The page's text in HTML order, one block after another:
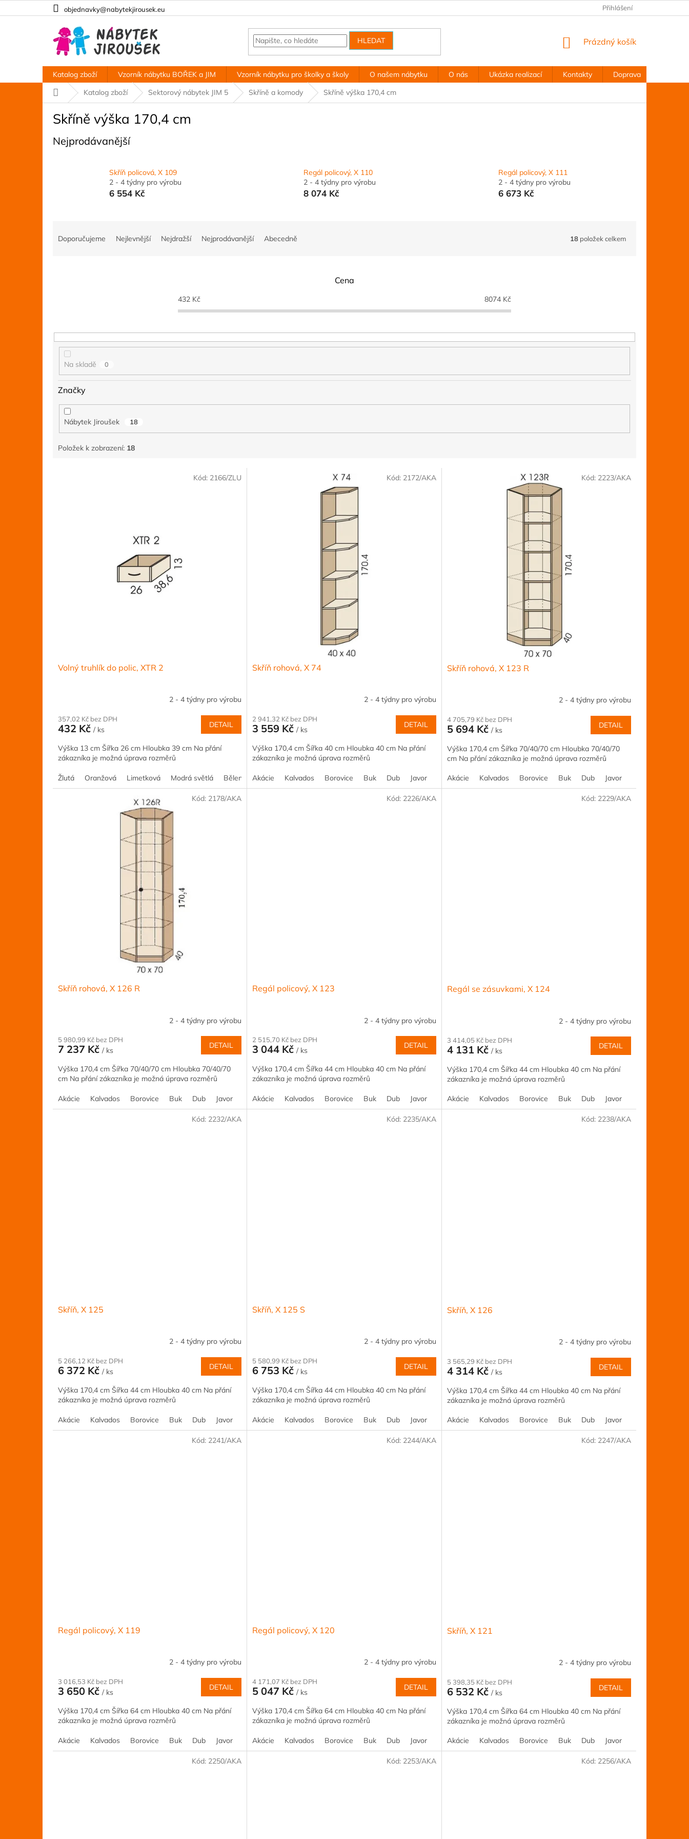
na
objednavky@nabytekjirousek.eu Přihlášení
HLEDAT
NÁKUPNÍ
Prázdný košík
Katalog zboží Vzorník nábytku BOŘEK a JIM Vzorník nábytku pro školky a školy O našem nábytku O nás Ukázka realizací Kontakty Doprava
Domů
Katalog zboží Sektorový nábytek JIM 5 Skříně a komody Skříně výška 170,4 cm
Skříně výška 170,4 cm
Nejprodávanější
Skříň policová, X 109
2 - 4 týdny pro výrobu
6 554 Kč
Regál policový, X 110
2 - 4 týdny pro výrobu
8 074 Kč
Regál policový, X 111
2 - 4 týdny pro výrobu
6 673 Kč
u
Doporučujeme Nejlevnější Nejdražší Nejprodávanější Abecedně 18 položek celkem
Cena
432 Kč 8074 Kč
Na skladě 0
Značky
Nábytek Jiroušek 18
Položek k zobrazení: 18
Volný truhlík do polic, XTR 2
2 - 4 týdny pro výrobu
357,02 Kč bez DPH
432 Kč / ks
DETAIL
Výška 13 cm Šířka 26 cm Hloubka 39 cm Na přání
zákazníka je možná úprava rozměrů
Žlutá Oranžová Limetková Modrá světlá Bělený smrk Akácie Kalvados Borovice Buk Dub Javor Olše Ořech Šedá Jilm Třešeň Růžová
Kód: 2166/ZLU
Skříň rohová, X 74
2 - 4 týdny pro výrobu
2 941,32 Kč bez DPH
3 559 Kč/ ks
DETAIL
Výška 170,4 cm Šířka 40 cm Hloubka 40 cm Na přání
zákazníka je možná úprava rozměrů
Akácie Kalvados Borovice Buk Dub Javor Olše Ořech Šedá Jilm Třešeň
Kód: 2172/AKA
Skříň rohová, X 123 R
2 - 4 týdny pro výrobu
4 705,79 Kč bez DPH
5 694 Kč / ks
DETAIL
Výška 170,4 cm Šířka 70/40/70 cm Hloubka 70/40/70
cm Na přání zákazníka je možná úprava rozměrů
Akácie Kalvados Borovice Buk Dub Javor
Kód: 2223/AKA
Skříň rohová, X 126 R
2 - 4 týdny pro výrobu
5 980,99 Kč bez DPH
7 237 Kč / ks
DETAIL
Výška 170,4 cm Šířka 70/40/70 cm Hloubka 70/40/70
cm Na přání zákazníka je možná úprava rozměrů
Akácie Kalvados Borovice Buk Dub Javor Olše Ořech Šedá Jilm Třešeň
Kód: 2178/AKA
Regál policový, X 123
2 - 4 týdny pro výrobu
2 515,70 Kč bez DPH
3 044 Kč/ ks
DETAIL
Výška 170,4 cm Šířka 44 cm Hloubka 40 cm Na přání
zákazníka je možná úprava rozměrů
Akácie Kalvados Borovice Buk Dub Javor Olše Ořech Šedá Jilm Třešeň
Kód: 2226/AKA
Regál se zásuvkami, X 124
2 - 4 týdny pro výrobu
3 414,05 Kč bez DPH
4 131 Kč / ks
DETAIL
Výška 170,4 cm Šířka 44 cm Hloubka 40 cm Na přání
zákazníka je možná úprava rozměrů
Akácie Kalvados Borovice Buk Dub Javor
Kód: 2229/AKA
Skříň, X 125
2 - 4 týdny pro výrobu
5 266,12 Kč bez DPH
6 372 Kč / ks
DETAIL
Výška 170,4 cm Šířka 44 cm Hloubka 40 cm Na přání
zákazníka je možná úprava rozměrů
Akácie Kalvados Borovice Buk Dub Javor Olše Ořech Šedá Jilm Třešeň
Kód: 2232/AKA
Skříň, X 125 S
2 - 4 týdny pro výrobu
5 580,99 Kč bez DPH
6 753 Kč/ ks
DETAIL
Výška 170,4 cm Šířka 44 cm Hloubka 40 cm Na přání
zákazníka je možná úprava rozměrů
Akácie Kalvados Borovice Buk Dub Javor Olše Ořech Šedá Jilm Třešeň
Kód: 2235/AKA
Skříň, X 126
2 - 4 týdny pro výrobu
3 565,29 Kč bez DPH
4 314 Kč / ks
DETAIL
Výška 170,4 cm Šířka 44 cm Hloubka 40 cm Na přání
zákazníka je možná úprava rozměrů
Akácie Kalvados Borovice Buk Dub Javor
Kód: 2238/AKA
Regál policový, X 119
2 - 4 týdny pro výrobu
3 016,53 Kč bez DPH
3 650 Kč / ks
DETAIL
Výška 170,4 cm Šířka 64 cm Hloubka 40 cm Na přání
zákazníka je možná úprava rozměrů
Akácie Kalvados Borovice Buk Dub Javor Olše Ořech Šedá Jilm Třešeň
Kód: 2241/AKA
Regál policový, X 120
2 - 4 týdny pro výrobu
4 171,07 Kč bez DPH
5 047 Kč/ ks
DETAIL
Výška 170,4 cm Šířka 64 cm Hloubka 40 cm Na přání
zákazníka je možná úprava rozměrů
Akácie Kalvados Borovice Buk Dub Javor Olše Ořech Šedá Jilm Třešeň
Kód: 2244/AKA
Skříň, X 121
2 - 4 týdny pro výrobu
5 398,35 Kč bez DPH
6 532 Kč / ks
DETAIL
Výška 170,4 cm Šířka 64 cm Hloubka 40 cm Na přání
zákazníka je možná úprava rozměrů
Akácie Kalvados Borovice Buk Dub Javor
Kód: 2247/AKA
Kód: 2250/AKA Kód: 2253/AKA Kód: 2256/AKA